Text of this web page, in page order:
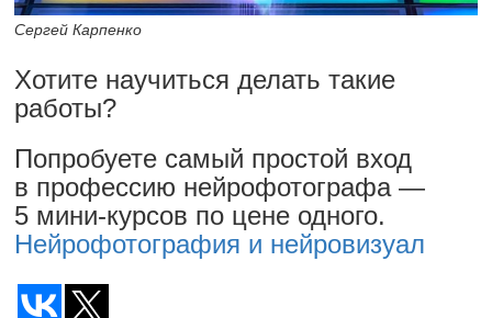
Сергей Карпенко
Хотите научиться делать такие
работы?
Попробуете самый простой вход
в профессию нейрофотографа —
5 мини-курсов по цене одного.
Нейрофотография и нейровизуал